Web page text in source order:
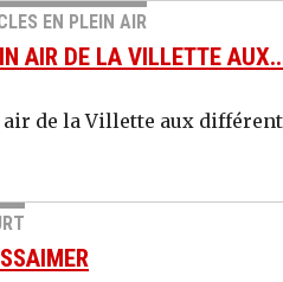
EN PLEIN AIR
AIR DE LA VILLETTE
de la Villette aux